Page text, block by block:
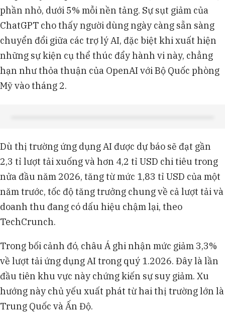
phần nhỏ, dưới 5% mỗi nền tảng. Sự sụt giảm của
ChatGPT cho thấy người dùng ngày càng sẵn sàng
chuyển đổi giữa các trợ lý AI, đặc biệt khi xuất hiện
những sự kiện cụ thể thúc đẩy hành vi này, chẳng
hạn như thỏa thuận của OpenAI với Bộ Quốc phòng
Mỹ vào tháng 2.
Dù thị trường ứng dụng AI được dự báo sẽ đạt gần
2,3 tỉ lượt tải xuống và hơn 4,2 tỉ USD chi tiêu trong
nửa đầu năm 2026, tăng từ mức 1,83 tỉ USD của một
năm trước, tốc độ tăng trưởng chung về cả lượt tải và
doanh thu đang có dấu hiệu chậm lại, theo
TechCrunch.
Trong bối cảnh đó, châu Á ghi nhận mức giảm 3,3%
về lượt tải ứng dụng AI trong quý 1.2026. Đây là lần
đầu tiên khu vực này chứng kiến sự suy giảm. Xu
hướng này chủ yếu xuất phát từ hai thị trường lớn là
Trung Quốc và Ấn Độ.